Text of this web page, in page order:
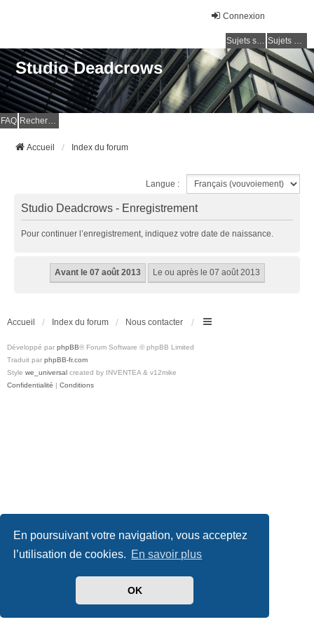
En poursuivant votre navigation, vous acceptez
l’utilisation de cookies. En savoir plus
OK
Connexion
Sujets sans réponse Sujets actifs
Studio Deadcrows
FAQ Rechercher
Accueil Index du forum
Langue :
Studio Deadcrows - Enregistrement
Pour continuer l’enregistrement, indiquez votre date de naissance.
Accueil Index du forum Nous contacter
Développé par phpBB® Forum Software © phpBB Limited
Traduit par phpBB-fr.com
Style we_universal created by INVENTEA & v12mike
Confidentialité | Conditions